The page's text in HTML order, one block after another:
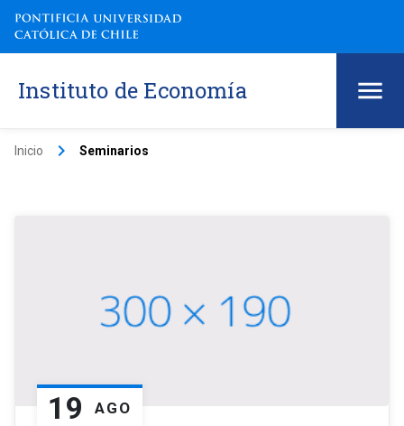
Instituto de Economía
Inicio keyboard_arrow_right Seminarios
19 AGO